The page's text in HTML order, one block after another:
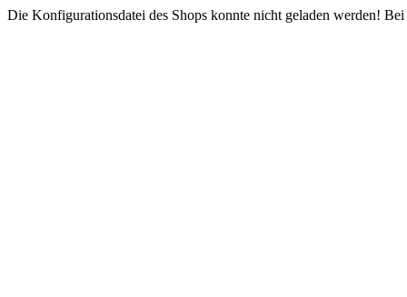
Die Konfigurationsdatei des Shops konnte nicht geladen werden!